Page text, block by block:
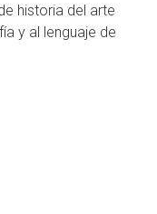
historia del arte
y al lenguaje de